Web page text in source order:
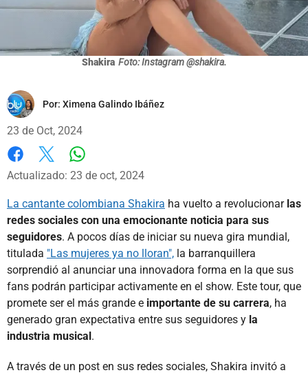
Shakira Foto: Instagram @shakira.
Por: Ximena Galindo Ibáñez
23 de Oct, 2024
Facebook
X
Actualizado: 23 de oct, 2024
La cantante colombiana Shakira ha vuelto a revolucionar las
redes sociales con una emocionante noticia para sus
seguidores. A pocos días de iniciar su nueva gira mundial,
titulada "Las mujeres ya no lloran", la barranquillera
sorprendió al anunciar una innovadora forma en la que sus
fans podrán participar activamente en el show. Este tour, que
promete ser el más grande e importante de su carrera, ha
generado gran expectativa entre sus seguidores y la
industria musical.
A través de un post en sus redes sociales, Shakira invitó a